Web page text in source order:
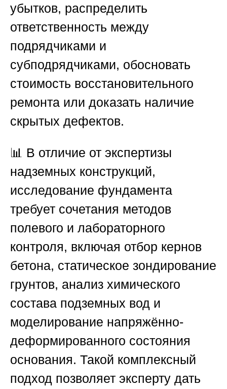
убытков, распределить
ответственность между
подрядчиками и
субподрядчиками, обосновать
стоимость восстановительного
ремонта или доказать наличие
скрытых дефектов.
📊 В отличие от экспертизы
надземных конструкций,
исследование фундамента
требует сочетания методов
полевого и лабораторного
контроля, включая отбор кернов
бетона, статическое зондирование
грунтов, анализ химического
состава подземных вод и
моделирование напряжённо-
деформированного состояния
основания. Такой комплексный
подход позволяет эксперту дать